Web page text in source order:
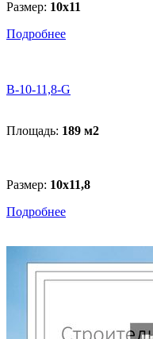
Размер: 10х11
Подробнее
В-10-11,8-G
Площадь: 189 м2
Размер: 10х11,8
Подробнее